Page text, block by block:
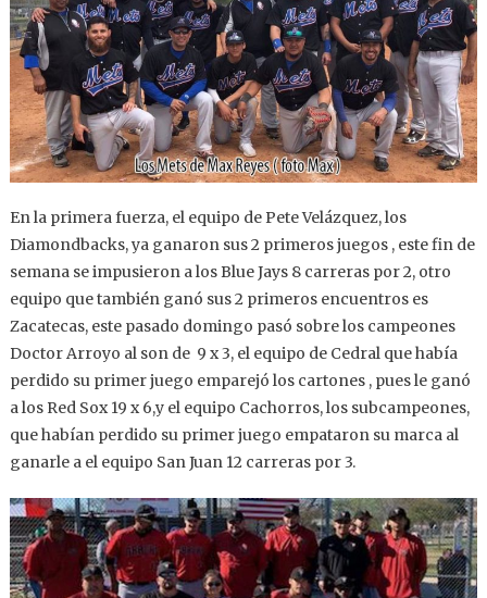
En la primera fuerza, el equipo de Pete Velázquez, los
Diamondbacks, ya ganaron sus 2 primeros juegos , este fin de
semana se impusieron a los Blue Jays 8 carreras por 2, otro
equipo que también ganó sus 2 primeros encuentros es
Zacatecas, este pasado domingo pasó sobre los campeones
Doctor Arroyo al son de 9 x 3, el equipo de Cedral que había
perdido su primer juego emparejó los cartones , pues le ganó
a los Red Sox 19 x 6,y el equipo Cachorros, los subcampeones,
que habían perdido su primer juego empataron su marca al
ganarle a el equipo San Juan 12 carreras por 3.